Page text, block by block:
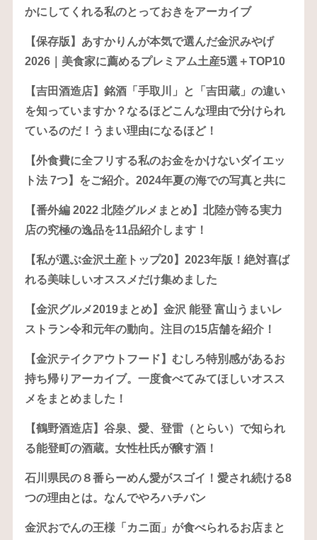
かにしてくれる私のとっておきをアーカイブ
【保存版】あすかりんが本気で選んだ金沢みやげ
2026｜美食家に薦めるプレミアム土産5選＋TOP10
【吉田酒造店】銘酒「手取川」と「吉田蔵」の違い
を知っていますか？なるほどこんな理由で分けられ
ているのだ！うまい理由になるほど！
【外食費に全フリする私のお金をかけないダイエッ
ト法 7つ】をご紹介。2024年夏の海での写真と共に
【番外編 2022 北陸グルメまとめ】北陸が誇る実力
店の究極の逸品を11品紹介します！
【私が選ぶ金沢土産トップ20】2023年版！絶対喜ば
れる美味しいオススメだけ集めました
【金沢グルメ2019まとめ】金沢 能登 富山うまいレ
ストラン令和元年の動向。注目の15店舗を紹介！
【金沢テイクアウトフード】むしろ特別感があるお
持ち帰りアーカイブ。一度食べてみてほしいオスス
メをまとめました！
【鶴野酒造店】谷泉、愛、登雷（とらい）で知られ
る能登町の酒蔵。女性杜氏が醸す酒！
石川県民の８番らーめん愛がスゴイ！愛され続ける8
つの理由とは。なんでやろハチバン
金沢おでんの王様「カニ面」が食べられるお店まと